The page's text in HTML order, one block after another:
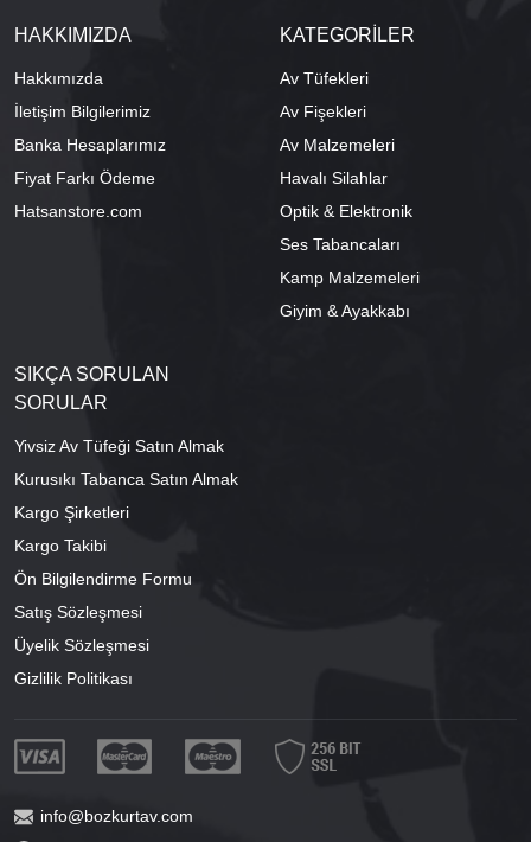
HAKKIMIZDA
Hakkımızda
İletişim Bilgilerimiz
Banka Hesaplarımız
Fiyat Farkı Ödeme
Hatsanstore.com
KATEGORİLER
Av Tüfekleri
Av Fişekleri
Av Malzemeleri
Havalı Silahlar
Optik & Elektronik
Ses Tabancaları
Kamp Malzemeleri
Giyim & Ayakkabı
SIKÇA SORULAN
SORULAR
Yivsiz Av Tüfeği Satın Almak
Kurusıkı Tabanca Satın Almak
Kargo Şirketleri
Kargo Takibi
Ön Bilgilendirme Formu
Satış Sözleşmesi
Üyelik Sözleşmesi
Gizlilik Politikası
info@bozkurtav.com